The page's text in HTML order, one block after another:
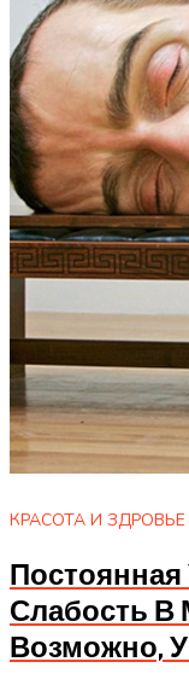
КРАСОТА И ЗДРОВЬЕ
Постоянная
Слабость
Возможно,